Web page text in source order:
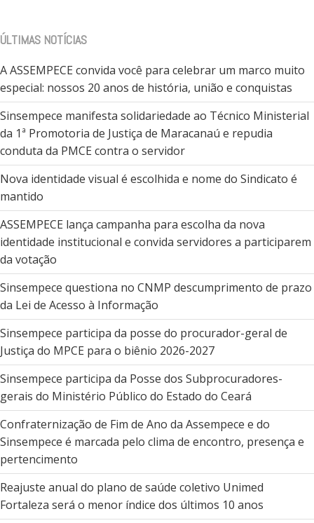
ÚLTIMAS NOTÍCIAS
A ASSEMPECE convida você para celebrar um marco muito
especial: nossos 20 anos de história, união e conquistas
Sinsempece manifesta solidariedade ao Técnico Ministerial
da 1ª Promotoria de Justiça de Maracanaú e repudia
conduta da PMCE contra o servidor
Nova identidade visual é escolhida e nome do Sindicato é
mantido
ASSEMPECE lança campanha para escolha da nova
identidade institucional e convida servidores a participarem
da votação
Sinsempece questiona no CNMP descumprimento de prazo
da Lei de Acesso à Informação
Sinsempece participa da posse do procurador-geral de
Justiça do MPCE para o biênio 2026-2027
Sinsempece participa da Posse dos Subprocuradores-
gerais do Ministério Público do Estado do Ceará
Confraternização de Fim de Ano da Assempece e do
Sinsempece é marcada pelo clima de encontro, presença e
pertencimento
Reajuste anual do plano de saúde coletivo Unimed
Fortaleza será o menor índice dos últimos 10 anos